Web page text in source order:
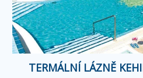
TERMÁLNÍ LÁZNĚ